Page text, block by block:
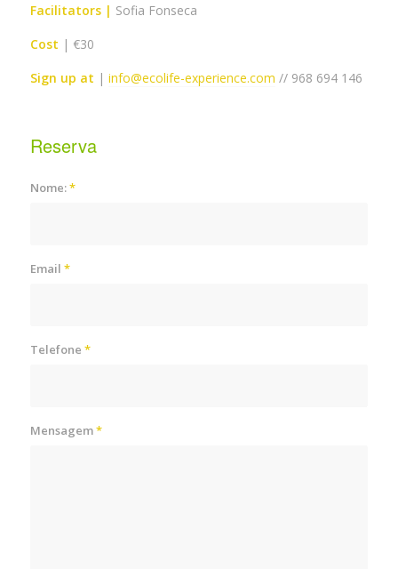
Facilitators | Sofia Fonseca
Cost | €30
Sign up at | info@ecolife-experience.com // 968 694 146
Reserva
Nome:*
Email *
Telefone *
Mensagem*